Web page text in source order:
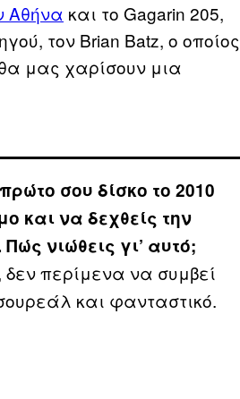
Αθήνα και το Gagarin 205,
τον Brian Batz, ο οποίος
μας χαρίσουν μια
σου δίσκο το 2010
και να δεχθείς την
νιώθεις γι’ αυτό;
περίμενα να συμβεί
και φανταστικό.